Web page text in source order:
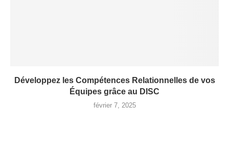
Développez les Compétences Relationnelles de vos
Équipes grâce au DISC
février 7, 2025